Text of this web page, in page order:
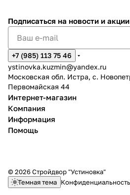
Подписаться на новости и акции
+7 (985) 113 75 46
ystinovka.kuzmin@yandex.ru
Московская обл. Истра, с.
Первомайская 44
Интернет-магазин
Компания
Информация
Помощь
© 2026 Стройдвор "Устиновка"
Темная тема Конфиденциальность